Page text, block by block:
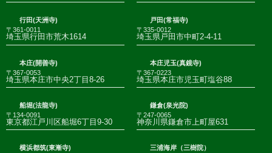
行田(天洲寺)
〒361-0011
埼玉県行田市荒木1614
戸田(常福寺)
〒335-0012
埼玉県戸田市中町2-4-11
本庄(開善寺)
〒367-0053
埼玉県本庄市中央2丁目8-26
本庄児玉(真鏡寺)
〒367-0223
埼玉県本庄市児玉町塩谷88
船堀(法龍寺)
〒134-0091
東京都江戸川区船堀6丁目9-30
鎌倉(泉光院)
〒247-0065
神奈川県鎌倉市上町屋631
横浜都筑(東漸寺)
三浦海岸（三樹院）